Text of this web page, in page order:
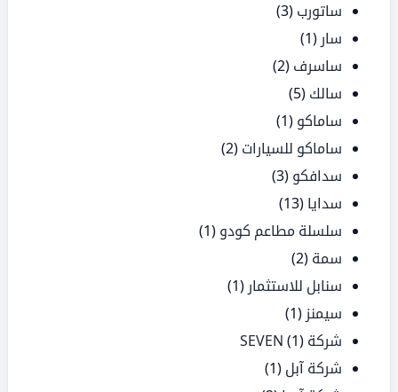
ساتورب (3)
سار (1)
ساسرف (2)
سالك (5)
ساماكو (1)
ساماكو للسيارات (2)
سدافكو (3)
سدايا (13)
سلسلة مطاعم كودو (1)
سمة (2)
سنابل للاستثمار (1)
سيمنز (1)
شركة SEVEN (1)
شركة آبل (1)